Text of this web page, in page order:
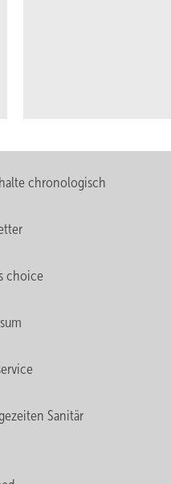
chronologisch
choice
Sanitär